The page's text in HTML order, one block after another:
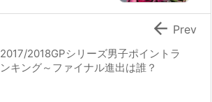
2017/2018GPシリーズ男子ポイントラ
ンキング～ファイナル進出は誰？
 Prev